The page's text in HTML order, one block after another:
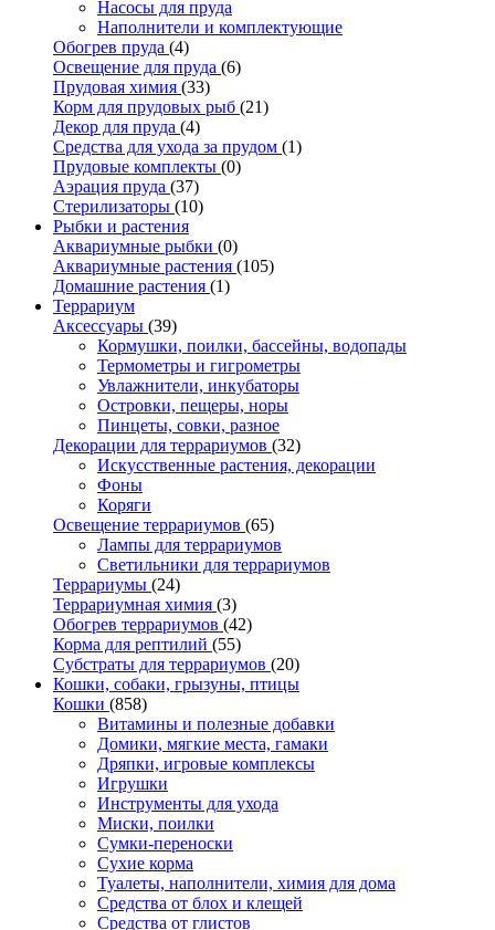
Насосы для пруда
Наполнители и комплектующие
Обогрев пруда (4)
Освещение для пруда (6)
Прудовая химия (33)
Корм для прудовых рыб (21)
Декор для пруда (4)
Средства для ухода за прудом (1)
Прудовые комплекты (0)
Аэрация пруда (37)
Стерилизаторы (10)
Рыбки и растения
Аквариумные рыбки (0)
Аквариумные растения (105)
Домашние растения (1)
Террариум
Аксессуары (39)
Кормушки, поилки, бассейны, водопады
Термометры и гигрометры
Увлажнители, инкубаторы
Островки, пещеры, норы
Пинцеты, совки, разное
Декорации для террариумов (32)
Искусственные растения, декорации
Фоны
Коряги
Освещение террариумов (65)
Лампы для террариумов
Светильники для террариумов
Террариумы (24)
Террариумная химия (3)
Обогрев террариумов (42)
Корма для рептилий (55)
Субстраты для террариумов (20)
Кошки, собаки, грызуны, птицы
Кошки (858)
Витамины и полезные добавки
Домики, мягкие места, гамаки
Дряпки, игровые комплексы
Игрушки
Инструменты для ухода
Миски, поилки
Сумки-переноски
Сухие корма
Туалеты, наполнители, химия для дома
Средства от блох и клещей
Средства от глистов